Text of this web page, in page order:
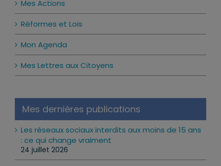
Mes Actions
Réformes et Lois
Mon Agenda
Mes Lettres aux Citoyens
Mes dernières publications
Les réseaux sociaux interdits aux moins de 15 ans
: ce qui change vraiment
24 juillet 2026